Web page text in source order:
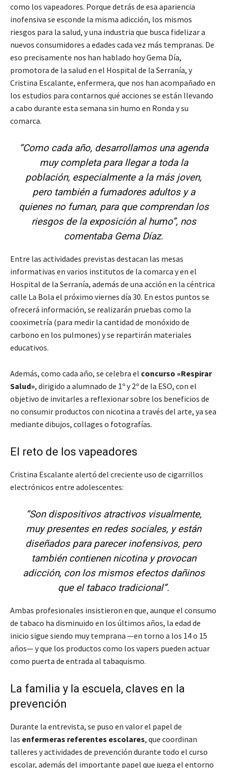
como los vapeadores. Porque detrás de esa apariencia
inofensiva se esconde la misma adicción, los mismos
riesgos para la salud, y una industria que busca fidelizar a
nuevos consumidores a edades cada vez más tempranas. De
eso precisamente nos han hablado hoy Gema Día,
promotora de la salud en el Hospital de la Serranía, y
Cristina Escalante, enfermera, que nos han acompañado en
los estudios para contarnos qué acciones se están llevando
a cabo durante esta semana sin humo en Ronda y su
comarca.
“Como cada año, desarrollamos una agenda
muy completa para llegar a toda la
población, especialmente a la más joven,
pero también a fumadores adultos y a
quienes no fuman, para que comprendan los
riesgos de la exposición al humo”, nos
comentaba Gema Díaz.
Entre las actividades previstas destacan las mesas
informativas en varios institutos de la comarca y en el
Hospital de la Serranía, además de una acción en la céntrica
calle La Bola el próximo viernes día 30. En estos puntos se
ofrecerá información, se realizarán pruebas como la
cooximetría (para medir la cantidad de monóxido de
carbono en los pulmones) y se repartirán materiales
educativos.
Además, como cada año, se celebra el concurso «Respirar
Salud», dirigido a alumnado de 1º y 2º de la ESO, con el
objetivo de invitarles a reflexionar sobre los beneficios de
no consumir productos con nicotina a través del arte, ya sea
mediante dibujos, collages o fotografías.
El reto de los vapeadores
Cristina Escalante alertó del creciente uso de cigarrillos
electrónicos entre adolescentes:
“Son dispositivos atractivos visualmente,
muy presentes en redes sociales, y están
diseñados para parecer inofensivos, pero
también contienen nicotina y provocan
adicción, con los mismos efectos dañinos
que el tabaco tradicional”.
Ambas profesionales insistieron en que, aunque el consumo
de tabaco ha disminuido en los últimos años, la edad de
inicio sigue siendo muy temprana —en torno a los 14 o 15
años— y que los productos como los vapers pueden actuar
como puerta de entrada al tabaquismo.
La familia y la escuela, claves en la
prevención
Durante la entrevista, se puso en valor el papel de
las enfermeras referentes escolares, que coordinan
talleres y actividades de prevención durante todo el curso
escolar, además del importante papel que juega el entorno